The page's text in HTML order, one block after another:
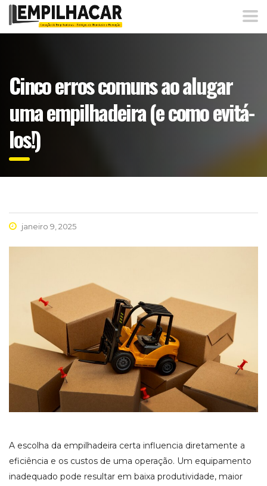
Cinco erros comuns ao alugar
uma empilhadeira (e como evitá-
los!)
janeiro 9, 2025
A escolha da empilhadeira certa influencia diretamente a
eficiência e os custos de uma operação. Um equipamento
inadequado pode resultar em baixa produtividade, maior